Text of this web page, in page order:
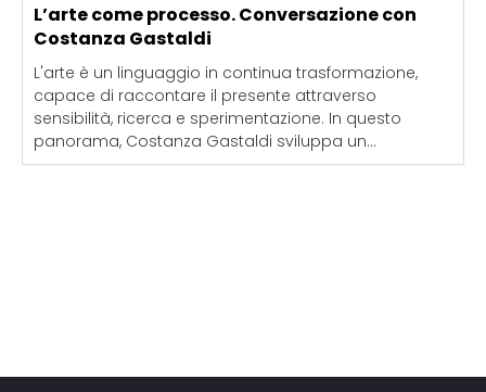
L’arte come processo. Conversazione con
Costanza Gastaldi
L'arte è un linguaggio in continua trasformazione,
capace di raccontare il presente attraverso
sensibilità, ricerca e sperimentazione. In questo
panorama, Costanza Gastaldi sviluppa un...